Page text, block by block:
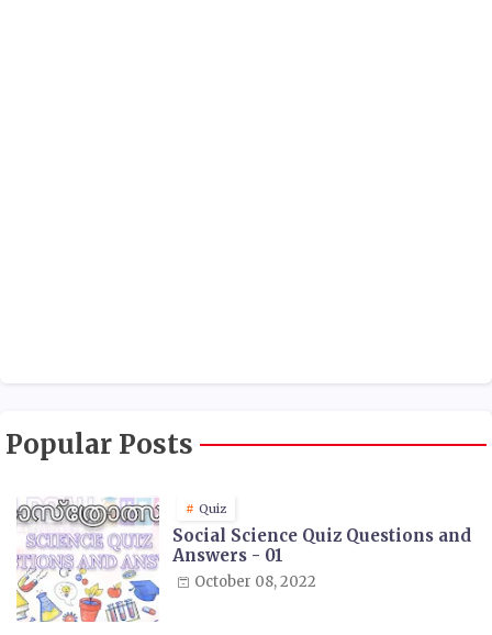
Popular Posts
Quiz
Social Science Quiz Questions and
Answers - 01
October 08, 2022